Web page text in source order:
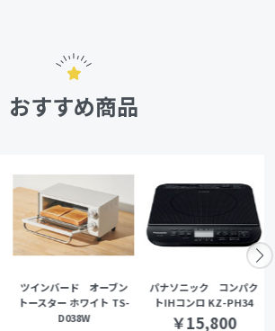
おすすめ商品
ツインバード オーブン
トースター ホワイト TS-
D038W
パナソニック コンパク
トIHコンロ KZ-PH34
￥15,800